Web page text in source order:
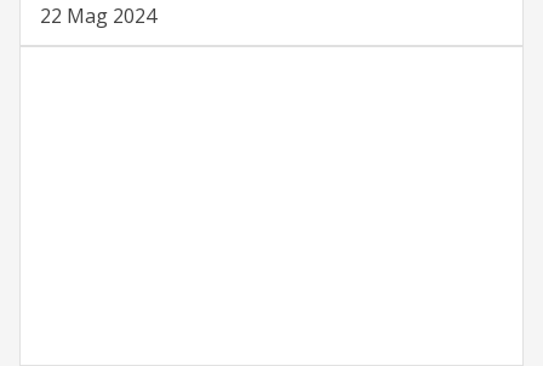
22 Mag 2024